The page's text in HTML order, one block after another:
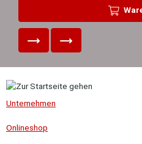
Unternehmen
Onlineshop